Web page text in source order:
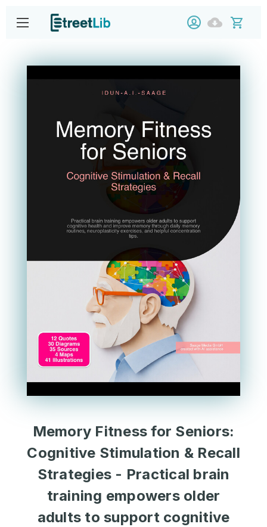
Memory Fitness for Seniors:
Cognitive Stimulation & Recall
Strategies - Practical brain
training empowers older
adults to support cognitive